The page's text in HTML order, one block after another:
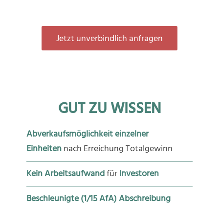
Jetzt unverbindlich anfragen
GUT ZU WISSEN
Abverkaufsmöglichkeit einzelner
Einheitennach Erreichung Totalgewinn
Kein ArbeitsaufwandfürInvestoren
Beschleunigte (1/15 AfA) Abschreibung